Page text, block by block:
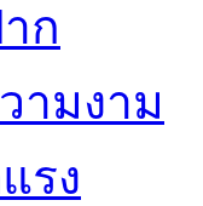
ก
ามงาม
รง